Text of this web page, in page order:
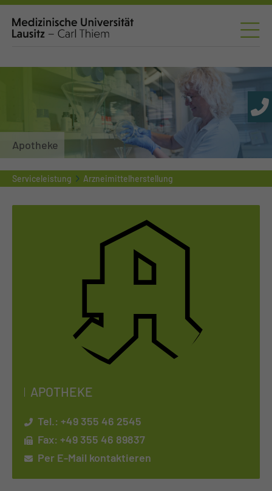
Apotheke
Serviceleistung Arzneimittelherstellung
APO­THE­KE
Tel.: +49 355 46 2545
Fax: +49 355 46 89837
Per E-Mail kontaktieren